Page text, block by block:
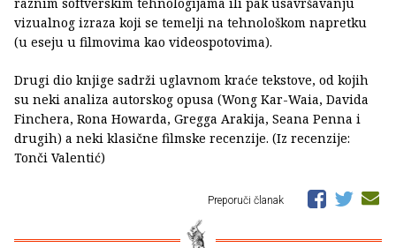
vizualnog izraza koji se temelji na tehnološkom napretku
(u eseju u filmovima kao videospotovima).
Drugi dio knjige sadrži uglavnom kraće tekstove, od kojih
su neki analiza autorskog opusa (Wong Kar-Waia, Davida
Finchera, Rona Howarda, Gregga Arakija, Seana Penna i
drugih) a neki klasične filmske recenzije. (Iz recenzije:
Tonči Valentić)
Preporuči članak